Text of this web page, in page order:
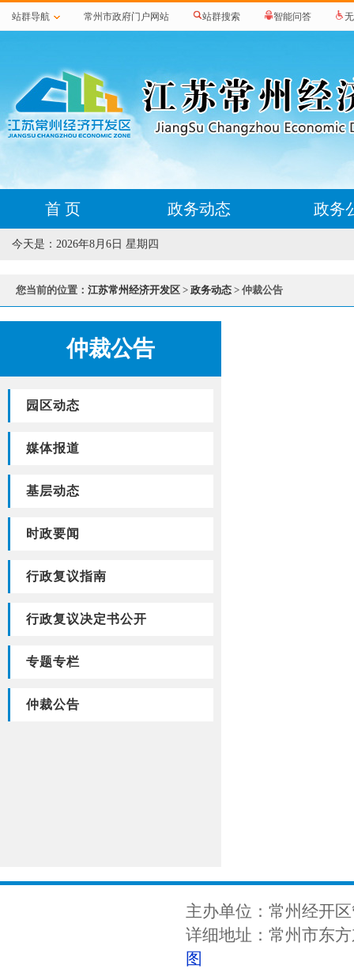
站群导航 常州市政府门户网站 站群搜索 智能问答
首 页 政务动态 政务
今天是： 2026年8月6日 星期四
您当前的位置： 江苏常州经济开发区 > 政务动态 > 仲裁公告
仲裁公告
园区动态
媒体报道
基层动态
时政要闻
行政复议指南
行政复议决定书公开
专题专栏
仲裁公告
主办单位：常州经开
详细地址：常州市东
图